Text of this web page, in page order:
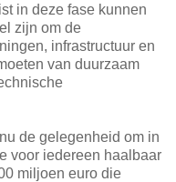
in deze fase kunnen
zijn om de
infrastructuur en
van duurzaam
de gelegenheid om in
voor iedereen haalbaar
miljoen euro die